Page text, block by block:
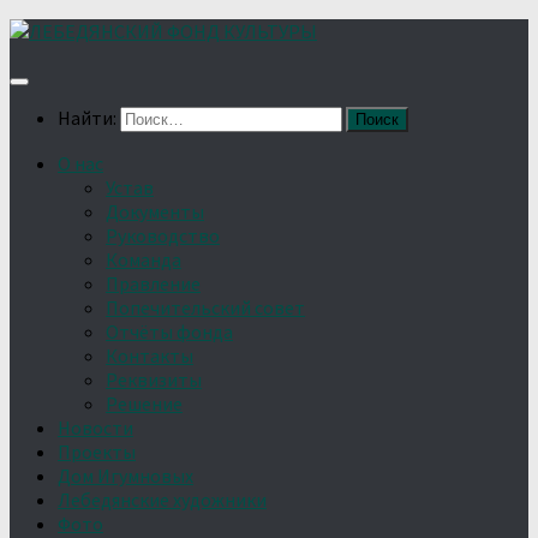
Найти:
О нас
Устав
Документы
Руководство
Команда
Правление
Попечительский совет
Отчёты фонда
Контакты
Реквизиты
Решение
Новости
Проекты
Дом Игумновых
Лебедянские художники
Фото